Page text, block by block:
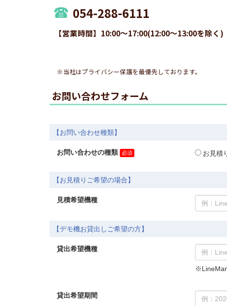
054-288-6111
【営業時間】10:00～17:00(12:00～13:00を除く
※当社はプライバシー保護を最優先しております。
お問い合わせフォーム